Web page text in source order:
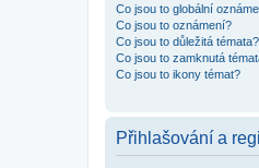
Co jsou to globální
Co jsou to oznámení?
Co jsou to důležitá témata?
Co jsou to zamknutá
Co jsou to ikony témat?
Přihlašování a